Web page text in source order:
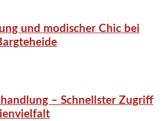
und modischer Chic bei
– Schnellster Zugriff